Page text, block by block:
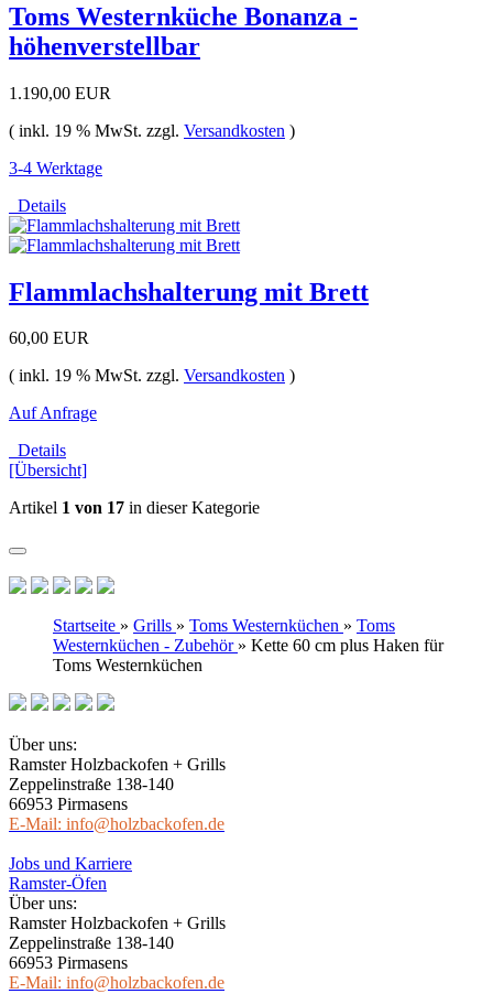
Toms Westernküche Bonanza -
höhenverstellbar
1.190,00 EUR
( inkl. 19 % MwSt. zzgl. Versandkosten )
3-4 Werktage
Details
Flammlachshalterung mit Brett
60,00 EUR
( inkl. 19 % MwSt. zzgl. Versandkosten )
Auf Anfrage
Details
[Übersicht]
Artikel 1 von 17 in dieser Kategorie
Startseite » Grills » Toms Westernküchen » Toms
Westernküchen - Zubehör » Kette 60 cm plus Haken für
Toms Westernküchen
Über uns:
Ramster Holzbackofen + Grills
Zeppelinstraße 138-140
66953 Pirmasens
E-Mail: info@holzbackofen.de
Jobs und Karriere
Ramster-Öfen
Über uns:
Ramster Holzbackofen + Grills
Zeppelinstraße 138-140
66953 Pirmasens
E-Mail: info@holzbackofen.de